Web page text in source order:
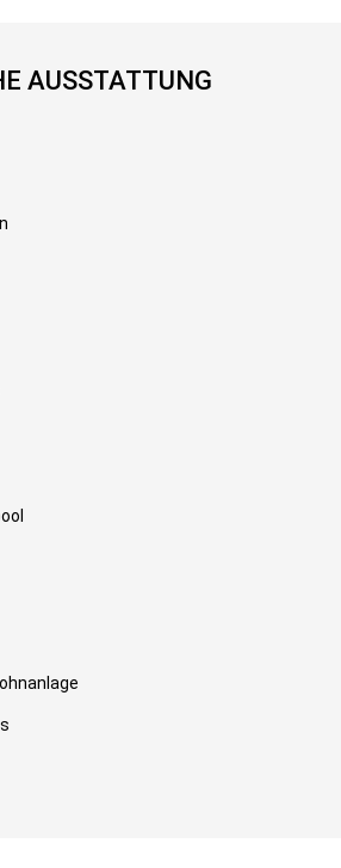
AUSSTATTUNG